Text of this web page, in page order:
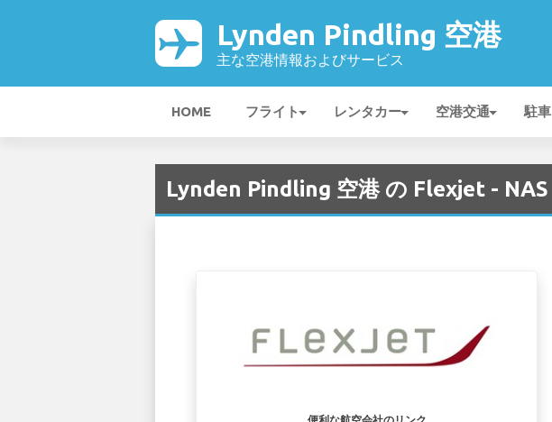
Lynden Pindling 空港
主な空港情報およびサービス
HOME フライト レンタカー 空港交通 駐車
Lynden Pindling 空港 の Flexjet - NAS
便利な航空会社のリンク